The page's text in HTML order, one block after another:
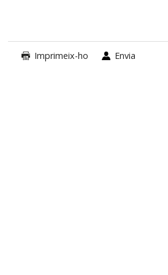
Imprimeix-ho Envia